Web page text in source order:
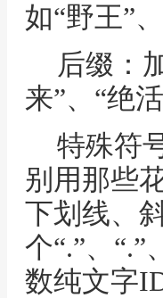
如“野王”
后缀：
来”、“绝
特殊符
别用那些
下划线、
个“.”、“.”
数纯文字